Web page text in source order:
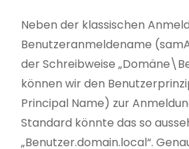
Neben der klassischen
Benutzeranmeldename
der Schreibweise
können wir den
Principal Name) zur
Standard könnte das so
„Benutzer.domain.local“.